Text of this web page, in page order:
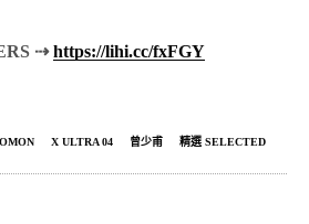
⇢https://lihi.cc/fxFGY
X ULTRA 04 曾少甫 精選 SELECTED